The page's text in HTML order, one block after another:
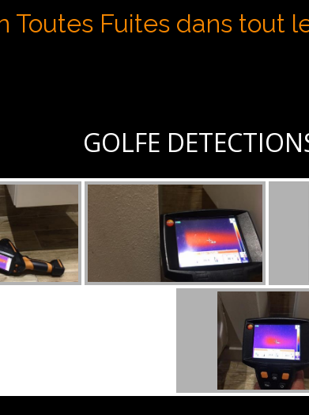
Toutes Fuites dans tout
GOLFE